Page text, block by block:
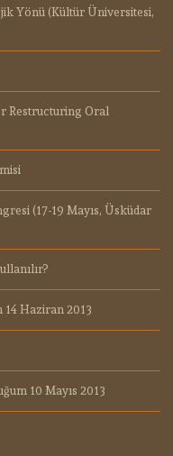
Yönü (Kültür Üniversitesi,
Restructuring Oral
(17-19 Mayıs, Üsküdar
Haziran 2013
10 Mayıs 2013